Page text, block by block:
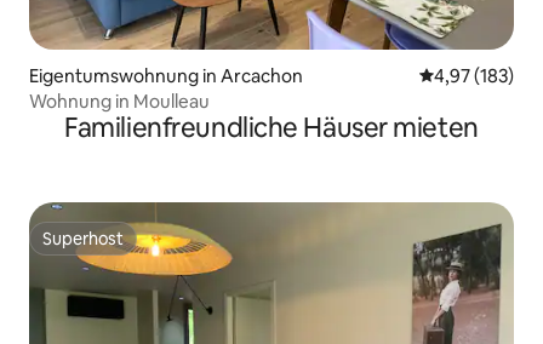
Eigentumswohnung in Arcachon
4,97 (183)
Wohnung in Moulleau
Familienfreundliche Häuser mieten
Superhost
Superhost